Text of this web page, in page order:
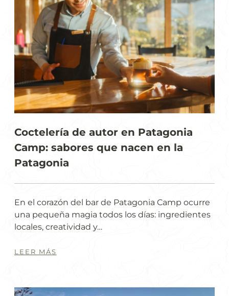
Coctelería de autor en Patagonia
Camp: sabores que nacen en la
Patagonia
En el corazón del bar de Patagonia Camp ocurre
una pequeña magia todos los días: ingredientes
locales, creatividad y…
LEER MÁS